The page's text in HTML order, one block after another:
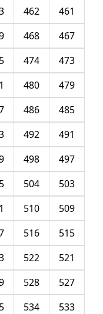
461
462
467
468
473
474
479
480
485
486
491
492
497
498
503
504
509
510
515
516
521
522
527
528
533
534